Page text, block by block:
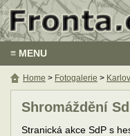
≡ MENU
Shromáždění
Stranická akce SdP s
Home > Fotogalerie >